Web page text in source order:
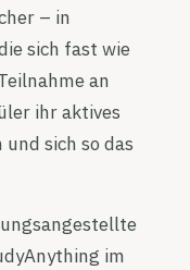
– in
sich fast wie
an
ihr aktives
sich so das
im